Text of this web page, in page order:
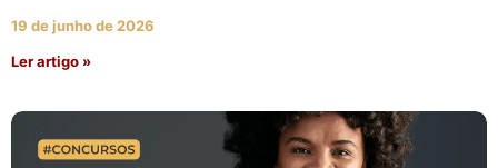
19 de junho de 2026
Ler artigo »